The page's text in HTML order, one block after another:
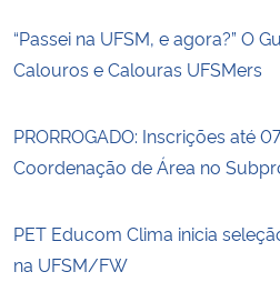
“Passei na UFSM, e agora?” O
Calouros e Calouras UFSMers
PRORROGADO: Inscrições até
Coordenação de Área no
PET Educom Clima inicia
na UFSM/FW